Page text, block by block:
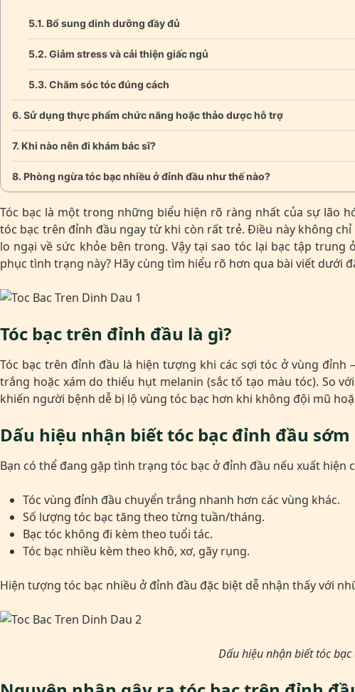
Bổ sung dinh dưỡng đầy đủ
Giảm stress và cải thiện giấc ngủ
Chăm sóc tóc đúng cách
Sử dụng thực phẩm chức năng hoặc thảo dược hỗ trợ
Khi nào nên đi khám bác sĩ?
Phòng ngừa tóc bạc nhiều ở đỉnh đầu như thế nào?
Tóc bạc là một trong những biểu hiện rõ ràng nhất của sự lão
tóc bạc trên đỉnh đầu ngay từ khi còn rất trẻ. Điều này không
lo ngại về sức khỏe bên trong. Vậy tại sao tóc lại bạc tập trung
phục tình trạng này? Hãy cùng tìm hiểu rõ hơn qua bài viết dưới
Tóc bạc trên đỉnh đầu là gì?
Tóc bạc trên đỉnh đầu là hiện tượng khi các sợi tóc ở vùng đỉnh
trắng hoặc xám do thiếu hụt melanin (sắc tố tạo màu tóc). So
khiến người bệnh dễ bị lộ vùng tóc bạc hơn khi không đội mũ
Dấu hiệu nhận biết tóc bạc đỉnh đầu sớm
Bạn có thể đang gặp tình trạng tóc bạc ở đỉnh đầu nếu xuất hiện
Tóc vùng đỉnh đầu chuyển trắng nhanh hơn các vùng khác.
Số lượng tóc bạc tăng theo từng tuần/tháng.
Bạc tóc không đi kèm theo tuổi tác.
Tóc bạc nhiều kèm theo khô, xơ, gãy rụng.
Hiện tượng tóc bạc nhiều ở đỉnh đầu đặc biệt dễ nhận thấy với
Dấu hiệu nhận biết tóc